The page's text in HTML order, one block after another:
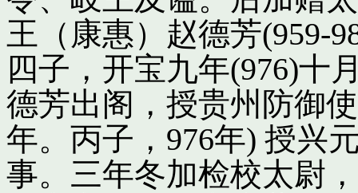
王（康惠）赵德芳(959-
四子，开宝九年(976)十
德芳出阁，授贵州防御
年。丙子，976年) 授兴
事。三年冬加检校太尉